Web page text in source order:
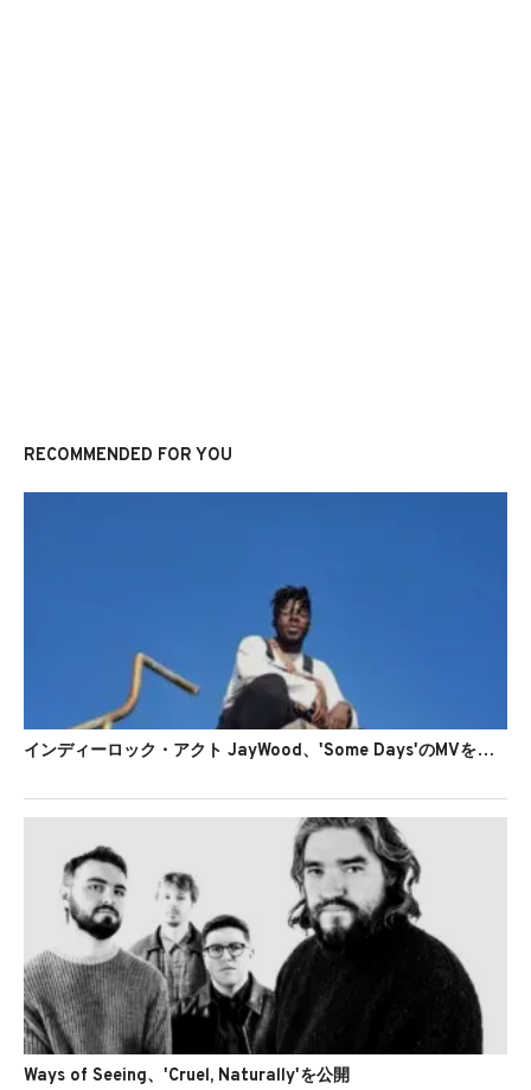
RECOMMENDED FOR YOU
インディーロック・アクト JayWood、'Some Days'のMVを公開
Ways of Seeing、'Cruel, Naturally'を公開